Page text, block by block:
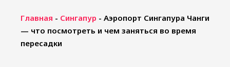
Главная - Сингапур - Аэропорт Сингапура Чанги
— что посмотреть и чем заняться во время
пересадки